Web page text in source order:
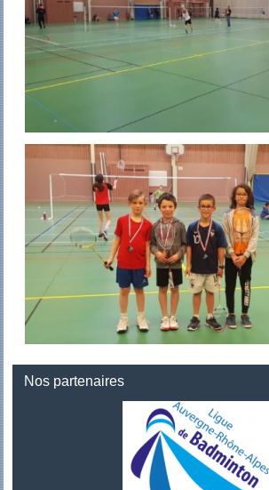
Nos partenaires